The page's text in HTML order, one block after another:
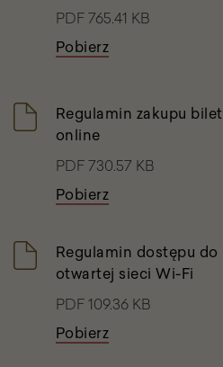
PDF 765.41 KB
Pobierz
Regulamin zakupu
online
PDF 730.57 KB
Pobierz
Lista
plików Regulamin dostępu do
otwartej sieci Wi-Fi
PDF 109.36 KB
Pobierz